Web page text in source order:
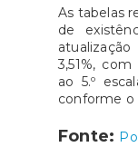
As tabelas
de
3,51%,
ao 5.º
conforme o
Fonte: